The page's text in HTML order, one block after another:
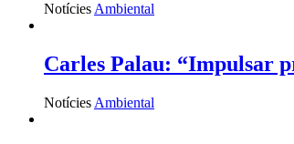
Notícies Ambiental
Carles Palau: “Impulsar
Notícies Ambiental